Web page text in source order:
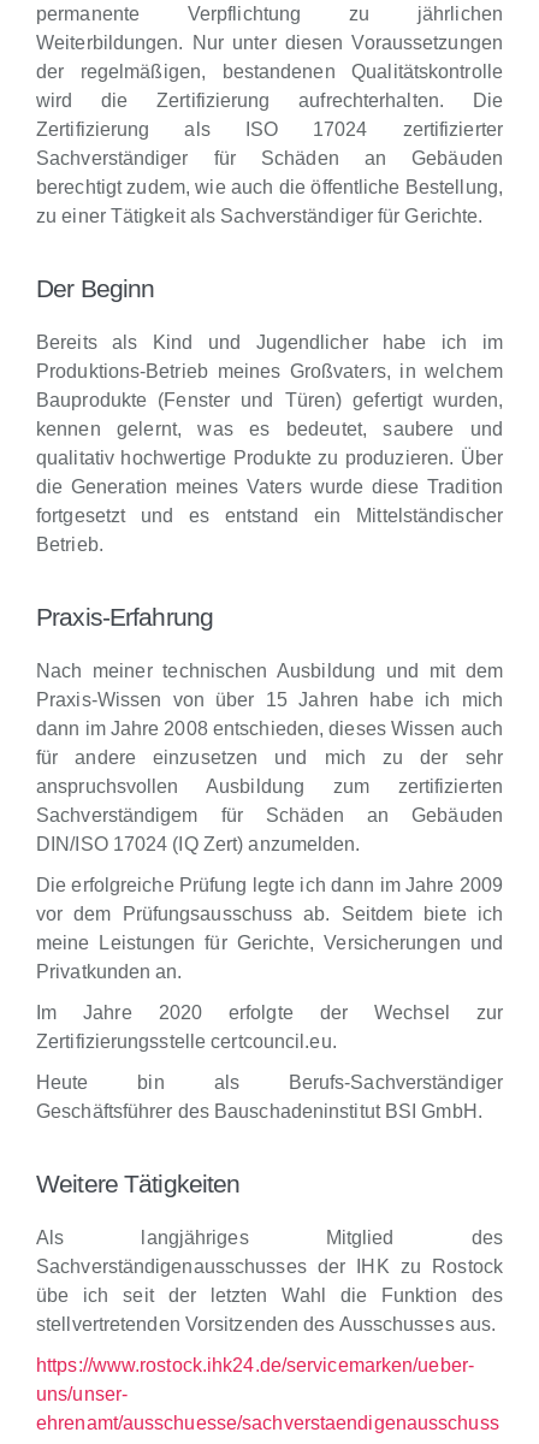
permanente Verpflichtung zu jährlichen
Weiterbildungen. Nur unter diesen Voraussetzungen
der regelmäßigen, bestandenen Qualitätskontrolle
wird die Zertifizierung aufrechterhalten. Die
Zertifizierung als ISO 17024 zertifizierter
Sachverständiger für Schäden an Gebäuden
berechtigt zudem, wie auch die öffentliche Bestellung,
zu einer Tätigkeit als Sachverständiger für Gerichte.
Der Beginn
Bereits als Kind und Jugendlicher habe ich im
Produktions-Betrieb meines Großvaters, in welchem
Bauprodukte (Fenster und Türen) gefertigt wurden,
kennen gelernt, was es bedeutet, saubere und
qualitativ hochwertige Produkte zu produzieren. Über
die Generation meines Vaters wurde diese Tradition
fortgesetzt und es entstand ein Mittelständischer
Betrieb.
Praxis-Erfahrung
Nach meiner technischen Ausbildung und mit dem
Praxis-Wissen von über 15 Jahren habe ich mich
dann im Jahre 2008 entschieden, dieses Wissen auch
für andere einzusetzen und mich zu der sehr
anspruchsvollen Ausbildung zum zertifizierten
Sachverständigem für Schäden an Gebäuden
DIN/ISO 17024 (IQ Zert) anzumelden.
Die erfolgreiche Prüfung legte ich dann im Jahre 2009
vor dem Prüfungsausschuss ab. Seitdem biete ich
meine Leistungen für Gerichte, Versicherungen und
Privatkunden an.
Im Jahre 2020 erfolgte der Wechsel zur
Zertifizierungsstelle certcouncil.eu.
Heute bin als Berufs-Sachverständiger
Geschäftsführer des Bauschadeninstitut BSI GmbH.
Weitere Tätigkeiten
Als langjähriges Mitglied des
Sachverständigenausschusses der IHK zu Rostock
übe ich seit der letzten Wahl die Funktion des
stellvertretenden Vorsitzenden des Ausschusses aus.
https://www.rostock.ihk24.de/servicemarken/ueber-
uns/unser-
ehrenamt/ausschuesse/sachverstaendigenausschuss